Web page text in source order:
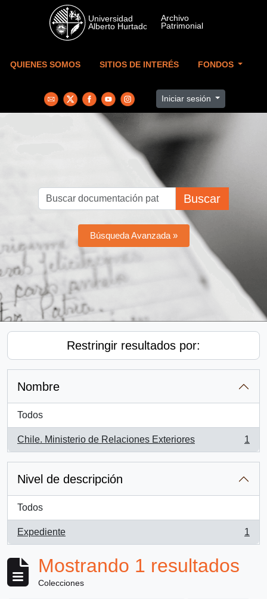
Skip to main content
QUIENES SOMOS SITIOS DE INTERÉS FONDOS
Iniciar sesión
Buscar
Búsqueda Avanzada »
Restringir resultados por:
Nombre
Todos
Chile. Ministerio de Relaciones Exteriores
, 1 resultados
1
Nivel de descripción
Todos
Expediente
, 1 resultados
1
Mostrando 1 resultados
Colecciones